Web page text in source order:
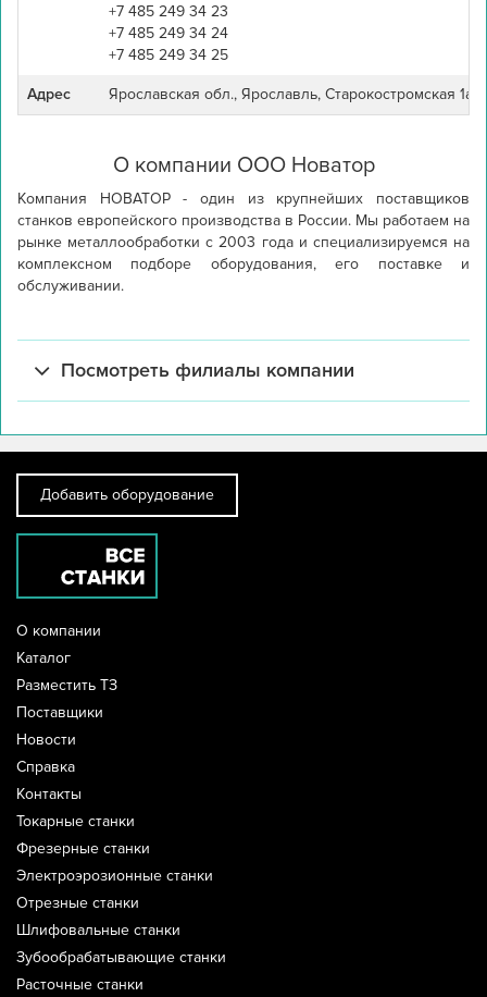
+7 485 249 34 23
+7 485 249 34 24
+7 485 249 34 25
Адрес Ярославская обл., Ярославль, Старокостромская 1а.
О компании ООО Новатор
Компания НОВАТОР - один из крупнейших поставщиков
станков европейского производства в России. Мы работаем на
рынке металлообработки с 2003 года и специализируемся на
комплексном подборе оборудования, его поставке и
обслуживании.
Посмотреть филиалы компании
Добавить оборудование
О компании
Каталог
Разместить ТЗ
Поставщики
Новости
Справка
Контакты
Токарные станки
Фрезерные станки
Электроэрозионные станки
Отрезные станки
Шлифовальные станки
Зубообрабатывающие станки
Расточные станки